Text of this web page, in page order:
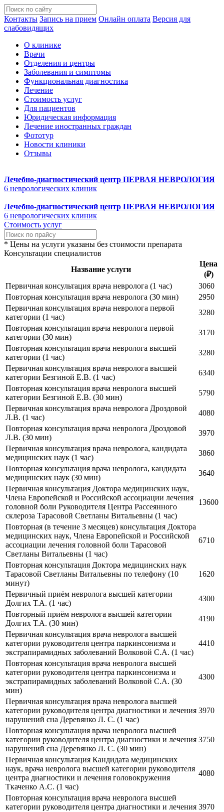
Контакты Запись на прием Онлайн оплата Версия для
слабовидящих
О клинике
Врачи
Отделения и центры
Заболевания и симптомы
Функциональная диагностика
Лечение
Стоимость услуг
Для пациентов
Юридическая информация
Лечение иностранных граждан
Фототур
Новости клиники
Отзывы
Лечебно-диагностический центр ПЕРВАЯ НЕВРОЛОГИЯ
6 неврологических клиник
Лечебно-диагностический центр ПЕРВАЯ НЕВРОЛОГИЯ
6 неврологических клиник
Стоимость услуг
* Цены на услуги указаны без стоимости препарата
Консультации специалистов
Название услуги
Цена
(₽)
Первичная консультация врача невролога (1 час)
3060
Повторная консультация врача невролога (30 мин)
2950
Первичная консультация врача невролога первой
категории (1 час)
3280
Повторная консультация врача невролога первой
категории (30 мин)
3170
Повторная консультация врача невролога высшей
категории (1 час)
3280
Первичная консультация врача невролога высшей
категории Безгиной Е.В. (1 час)
6340
Повторная консультация врача невролога высшей
категории Безгиной Е.В. (30 мин)
5790
Первичная консультация врача невролога Дроздовой
Л.В. (1 час)
4080
Повторная консультация врача невролога Дроздовой
Л.В. (30 мин)
3970
Первичная консультация врача невролога, кандидата
медицинских наук (1 час)
3860
Повторная консультация врача невролога, кандидата
медицинских наук (30 мин)
3640
Первичная консультация Доктора медицинских наук,
Члена Европейской и Российской ассоциации лечения
головной боли Руководителя Центра Рассеянного
склероза Тарасовой Светланы Витальевны (1 час)
13600
Повторная (в течение 3 месяцев) консультация Доктора
медицинских наук, Члена Европейской и Российской
ассоциации лечения головной боли Тарасовой
Светланы Витальевны (1 час)
6710
Повторная консультация Доктора медицинских наук
Тарасовой Светланы Витальевны по телефону (10
минут)
1620
Первичный приём невролога высшей категории
Долгих Т.А. (1 час)
4300
Повторный приём невролога высшей категории
Долгих Т.А. (30 мин)
4190
Первичная консультация врача невролога высшей
категории руководителя центра паркинсонизма и
экстрапирамидных заболеваний Волковой С.А. (1 час)
4410
Повторная консультация врача невролога высшей
категории руководителя центра паркинсонизма и
экстрапирамидных заболеваний Волковой С.А. (30
мин)
4300
Первичная консультация врача невролога высшей
категории руководителя центра диагностики и лечения
нарушений сна Деревянко Л. С. (1 час)
3970
Повторная консультация врача невролога высшей
категории руководителя центра диагностики и лечения
нарушений сна Деревянко Л. С. (30 мин)
3750
Первичная консультация Кандидата медицинских
наук, врача невролога высшей категории руководителя
центра диагностики и лечения головокружения
Ткаченко А.С. (1 час)
4080
Повторная консультация врача невролога высшей
категории руководителя центра диагностики и лечения 3970